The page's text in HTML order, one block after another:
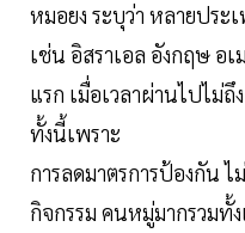
หมอยง ระบุว่า หลายปร
เช่น อิสราเอล อังกฤษ อ
แรก เมื่อเวลาผ่านไปไม่
ทั้งนี้เพราะ
การลดมาตรการป้องกัน
กิจกรรม คนหมู่มากรวมทั้ง